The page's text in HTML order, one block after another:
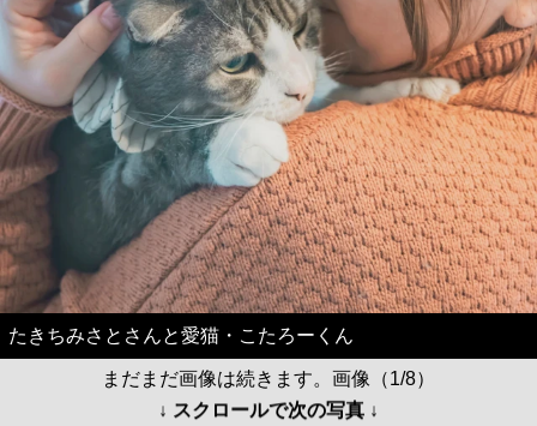
たきちみさとさんと愛猫・こたろーくん
まだまだ画像は続きます。画像（1/8）
↓ スクロールで次の写真 ↓